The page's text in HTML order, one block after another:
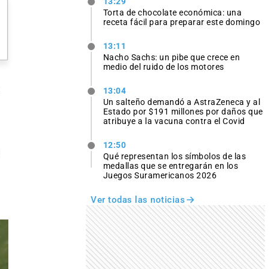
Torta de chocolate económica: una
receta fácil para preparar este domingo
13:11
Nacho Sachs: un pibe que crece en
medio del ruido de los motores
13:04
Un salteño demandó a AstraZeneca y al
Estado por $191 millones por daños que
atribuye a la vacuna contra el Covid
12:50
Qué representan los símbolos de las
medallas que se entregarán en los
Juegos Suramericanos 2026
Ver todas las noticias